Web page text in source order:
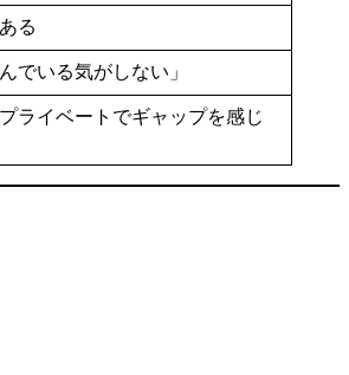
る
でいる気がしない」
ライベートでギャップを感じ